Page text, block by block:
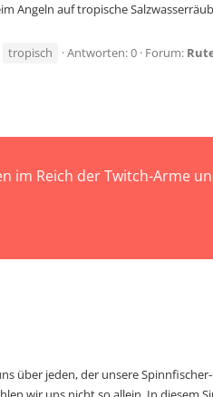
Angeln auf tropische
tropisch Antworten: 0 Forum:
im Reich der Twitch-Arme
über jeden, der unsere